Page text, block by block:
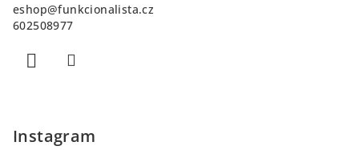
eshop@funkcionalista.cz
602508977
Instagram